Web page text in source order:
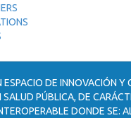
ESPACIO DE INNOVACIÓN Y
PÚBLICA, DE
DONDE SE: